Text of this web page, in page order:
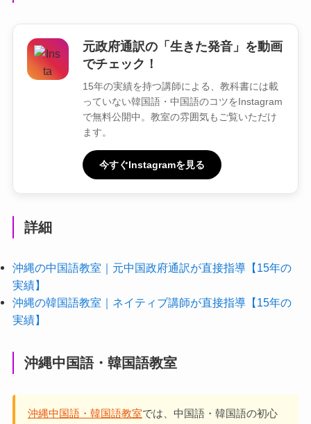
元政府通訳の「生きた発音」を動画
でチェック！
15年の実績を持つ講師による、教科書には載
っていない韓国語・中国語のコツをInstagram
で無料公開中。教室の雰囲気もご覧いただけ
ます。
今すぐInstagramを見る
詳細
沖縄の中国語教室｜元中国政府通訳が直接指導【15年の
実績】
沖縄の韓国語教室｜ネイティブ講師が直接指導【15年の
実績】
沖縄中国語・韓国語教室
沖縄中国語・韓国語教室では、中国語・韓国語の初心